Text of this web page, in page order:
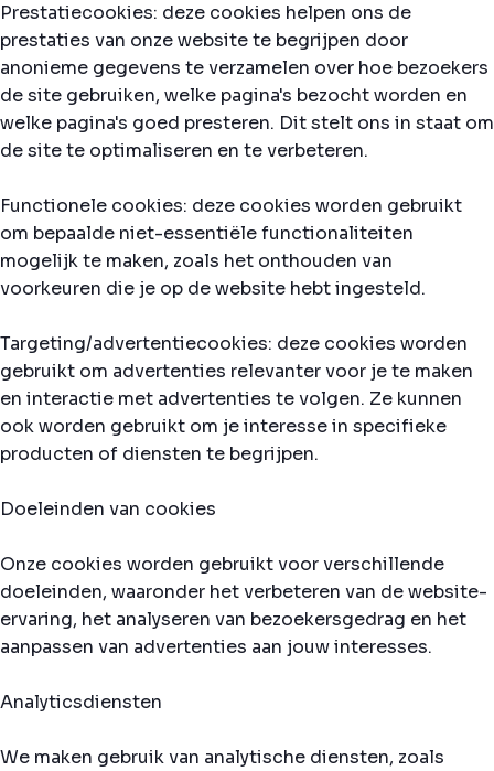
Prestatiecookies: deze cookies helpen ons de
prestaties van onze website te begrijpen door
anonieme gegevens te verzamelen over hoe bezoekers
de site gebruiken, welke pagina's bezocht worden en
welke pagina's goed presteren. Dit stelt ons in staat om
de site te optimaliseren en te verbeteren.
Functionele cookies: deze cookies worden gebruikt
om bepaalde niet-essentiële functionaliteiten
mogelijk te maken, zoals het onthouden van
voorkeuren die je op de website hebt ingesteld.
Targeting/advertentiecookies: deze cookies worden
gebruikt om advertenties relevanter voor je te maken
en interactie met advertenties te volgen. Ze kunnen
ook worden gebruikt om je interesse in specifieke
producten of diensten te begrijpen.
Doeleinden van cookies
Onze cookies worden gebruikt voor verschillende
doeleinden, waaronder het verbeteren van de website-
ervaring, het analyseren van bezoekersgedrag en het
aanpassen van advertenties aan jouw interesses.
Analyticsdiensten
We maken gebruik van analytische diensten, zoals